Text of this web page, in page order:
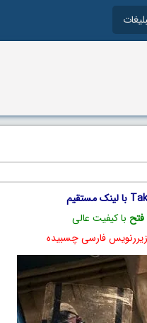
فتح با کیفیت عالی